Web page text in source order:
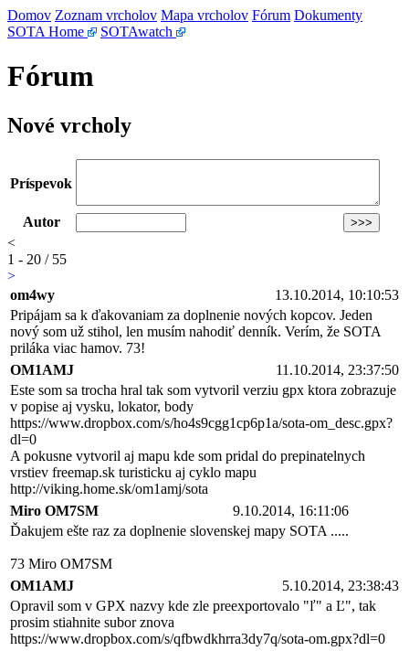
Domov Zoznam vrcholov Mapa vrcholov Fórum Dokumenty
SOTA Home
SOTAwatch
Fórum
Nové vrcholy
Príspevok
Autor
<
1 - 20 / 55
>
om4wy
13.10.2014, 10:10:53
Pripájam sa k ďakovaniam za doplnenie nových kopcov. Jeden
nový som už stihol, len musím nahodiť denník. Verím, že SOTA
priláka viac hamov. 73!
OM1AMJ
11.10.2014, 23:37:50
Este som sa trocha hral tak som vytvoril verziu gpx ktora zobrazuje
v popise aj vysku, lokator, body
https://www.dropbox.com/s/ho4s9cgg1cp6p1a/sota-om_desc.gpx?
dl=0
A pokusne vytvoril aj mapu kde som pridal do prepinatelnych
vrstiev freemap.sk turisticku aj cyklo mapu
http://viking.home.sk/om1amj/sota
Miro OM7SM
9.10.2014, 16:11:06
Ďakujem ešte raz za doplnenie slovenskej mapy SOTA .....
73 Miro OM7SM
OM1AMJ
5.10.2014, 23:38:43
Opravil som v GPX nazvy kde zle preexportovalo "ľ" a Ľ", tak
prosim stiahnite subor znova
https://www.dropbox.com/s/qfbwdkhrra3dy7q/sota-om.gpx?dl=0